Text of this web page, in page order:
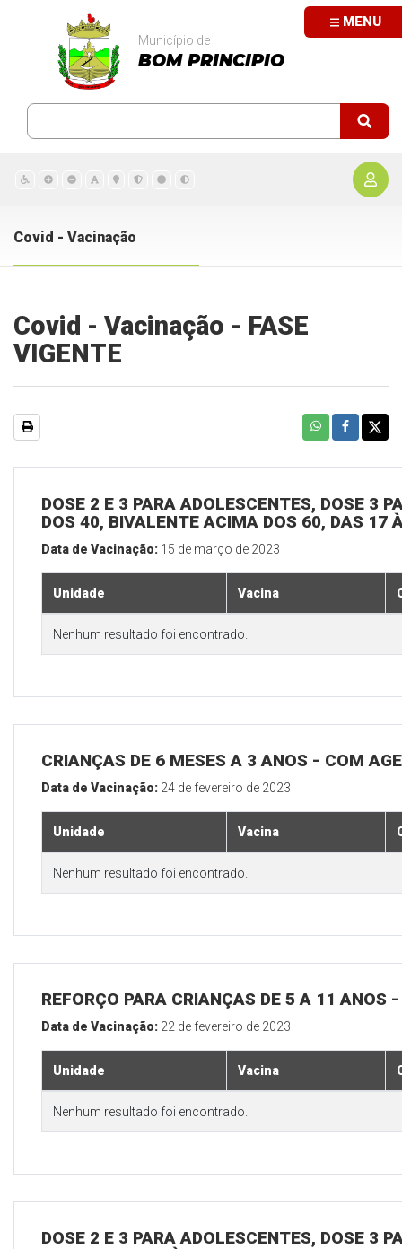
MENU
Município de
BOM PRINCIPIO
Covid - Vacinação
Covid - Vacinação - FASE
VIGENTE
DOSE 2 E 3 PARA ADOLESCENTES, DOSE 3
DOS 40, BIVALENTE ACIMA DOS 60, DAS 17
Data de Vacinação: 15 de março de 2023
Unidade Vacina
Nenhum resultado foi encontrado.
CRIANÇAS DE 6 MESES A 3 ANOS - COM
Data de Vacinação: 24 de fevereiro de 2023
Unidade Vacina
Nenhum resultado foi encontrado.
REFORÇO PARA CRIANÇAS DE 5 A 11 ANOS
Data de Vacinação: 22 de fevereiro de 2023
Unidade Vacina
Nenhum resultado foi encontrado.
DOSE 2 E 3 PARA ADOLESCENTES, DOSE 3